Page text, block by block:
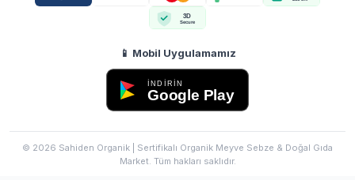
3D
Secure
📱 Mobil Uygulamamız
İNDİRİN
Google Play
© 2026 Sahiden Organik | Sertifikalı Organik Meyve Sebze & Doğal Gıda
Market. Tüm hakları saklıdır.